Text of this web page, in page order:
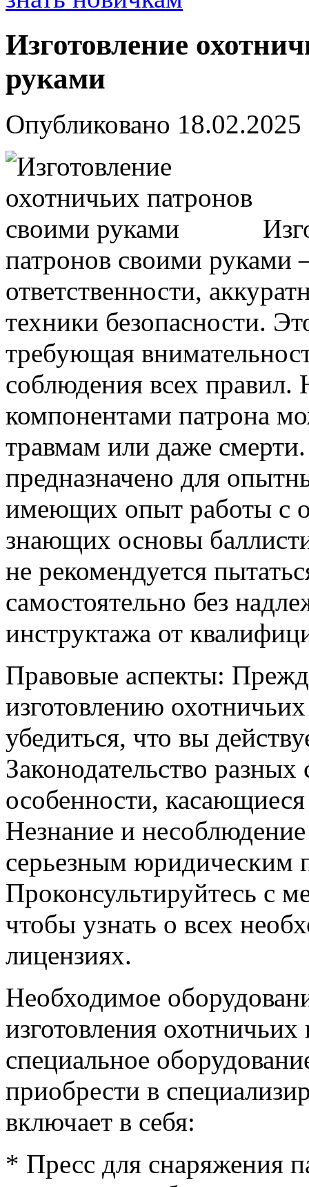
Изготовление
руками
Опубликовано 18.02.2025
патронов своими руками
ответственности,
техники безопасности.
требующая
соблюдения всех
компонентами патрона
травмам или даже
предназначено для
имеющих опыт работы с
знающих основы
не рекомендуется
самостоятельно без
инструктажа от
Правовые аспекты:
изготовлению
убедиться, что вы
Законодательство
особенности,
Незнание и
серьезным юридическим
Проконсультируйтесь с
чтобы узнать о всех
лицензиях.
Необходимое
изготовления охотничьих
специальное
приобрести в
включает в себя:
* Пресс для снаряжения